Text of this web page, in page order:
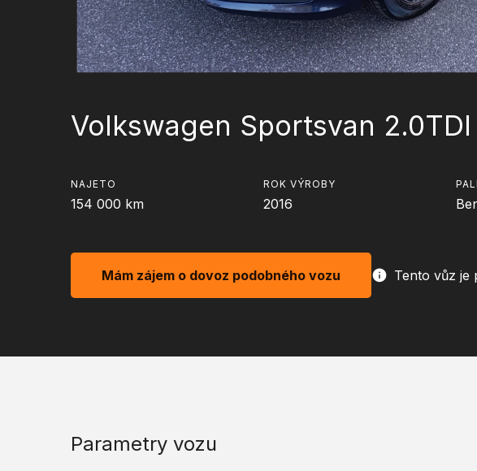
Volkswagen Sportsvan 2.0TDI
NAJETO
154 000 km
ROK VÝROBY
2016
Mám zájem o dovoz podobného vozu Tento vůz je
Parametry vozu